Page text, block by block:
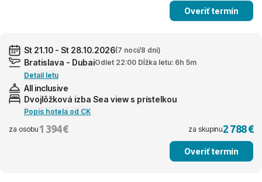
Overiť termín
St 21.10 - St 28.10.2026(7 nocí/8 dní)
Bratislava - DubaiOdlet 22:00 Dĺžka letu: 6h 5m
Detail letu
All inclusive
Dvojlôžková izba Sea view s prístelkou
Popis hotela od CK
za osobu 1 394 € za skupinu2 788 €
Overiť termín